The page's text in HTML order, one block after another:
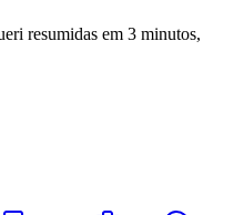
resumidas em 3 minutos,